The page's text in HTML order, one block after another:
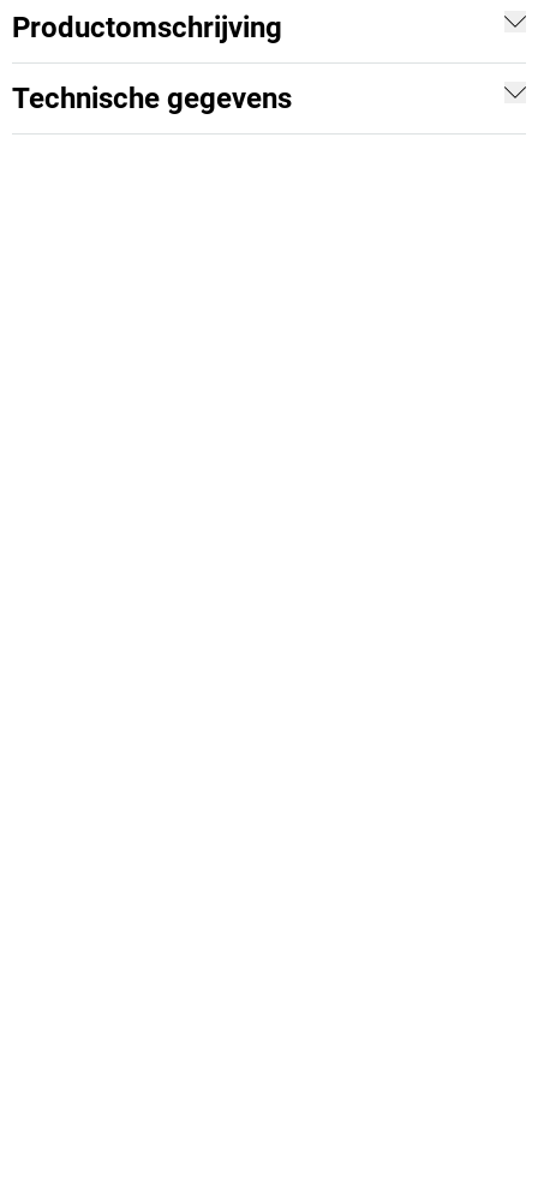
Productomschrijving
Technische gegevens